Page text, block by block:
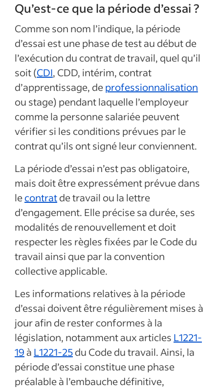
Qu’est-ce que la période d’essai ?
Comme son nom l’indique, la période
d’essai est une phase de test au début de
l’exécution du contrat de travail, quel qu’il
soit (CDI, CDD, intérim, contrat
d’apprentissage, deprofessionnalisation
ou stage) pendant laquelle l’employeur
comme la personne salariée peuvent
vérifier si les conditions prévues par le
contrat qu’ils ont signé leur conviennent.
La période d’essai n’est pas obligatoire,
mais doit être expressément prévue dans
lecontratde travail ou la lettre
d’engagement. Elle précise sa durée, ses
modalités de renouvellement et doit
respecter les règles fixées par le Code du
travail ainsi que par la convention
collective applicable.
Les informations relatives à la période
d’essai doivent être régulièrement mises à
jour afin de rester conformes à la
législation, notamment aux articles L1221-
19 à L1221-25du Code du travail. Ainsi, la
période d’essai constitue une phase
préalable à l’embauche définitive,